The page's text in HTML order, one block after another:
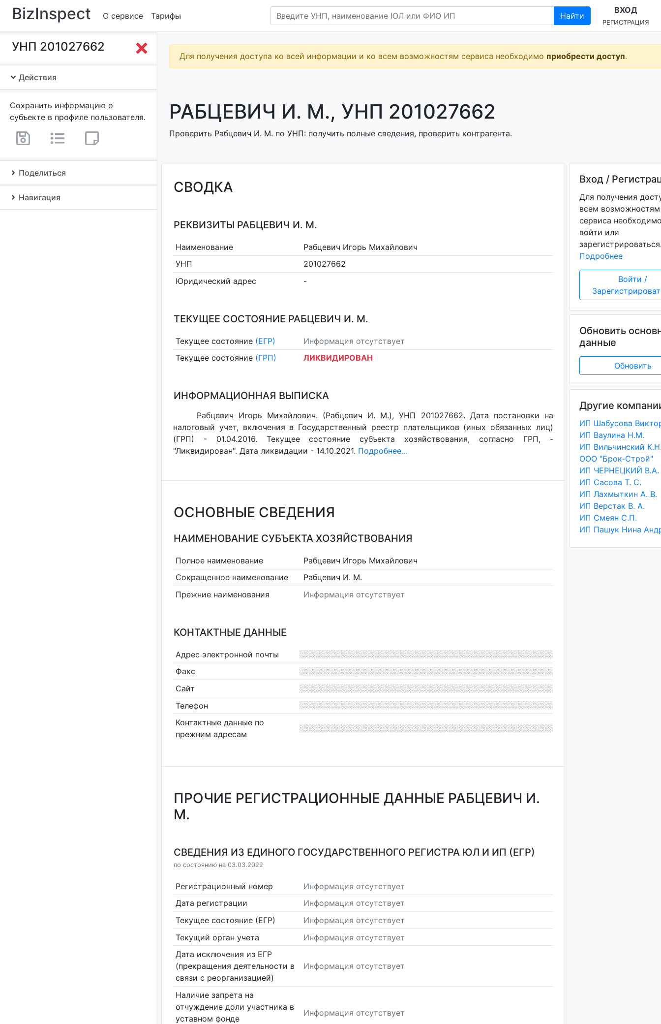
BizInspect О сервисе Тарифы Найти
ВХОД
РЕГИСТРАЦИЯ
УНП 201027662
Действия
Сохранить информацию о
субъекте в профиле пользователя.
Поделиться
Навигация
Для получения доступа ко всей информации и ко всем возможностям сервиса необходимо приобрести доступ.
РАБЦЕВИЧ И. М., УНП 201027662
Проверить Рабцевич И. М. по УНП: получить полные сведения, проверить контрагента.
СВОДКА
РЕКВИЗИТЫ РАБЦЕВИЧ И. М.
Наименование
Рабцевич Игорь Михайлович
УНП
201027662
Юридический адрес
-
ТЕКУЩЕЕ СОСТОЯНИЕ РАБЦЕВИЧ И. М.
Текущее состояние (ЕГР)
Информация отсутствует
Текущее состояние (ГРП) ЛИКВИДИРОВАН
ИНФОРМАЦИОННАЯ ВЫПИСКА
Рабцевич Игорь Михайлович. (Рабцевич И. М.), УНП 201027662. Дата постановки на
налоговый учет, включения в Государственный реестр плательщиков (иных обязанных лиц)
(ГРП) - 01.04.2016. Текущее состояние субъекта хозяйствования, согласно ГРП, -
"Ликвидирован". Дата ликвидации - 14.10.2021. Подробнее...
ОСНОВНЫЕ СВЕДЕНИЯ
НАИМЕНОВАНИЕ СУБЪЕКТА ХОЗЯЙСТВОВАНИЯ
Полное наименование
Рабцевич Игорь Михайлович
Сокращенное наименование
Рабцевич И. М.
Прежние наименования
Информация отсутствует
КОНТАКТНЫЕ ДАННЫЕ
Адрес электронной почты
Факс
Сайт
Телефон
Контактные данные по
прежним адресам
ПРОЧИЕ РЕГИСТРАЦИОННЫЕ ДАННЫЕ РАБЦЕВИЧ И.
М.
СВЕДЕНИЯ ИЗ ЕДИНОГО ГОСУДАРСТВЕННОГО РЕГИСТРА ЮЛ И ИП (ЕГР)
по состоянию на 03.03.2022
Регистрационный номер
Информация отсутствует
Дата регистрации
Информация отсутствует
Текущее состояние (ЕГР)
Информация отсутствует
Текущий орган учета
Информация отсутствует
Дата исключения из ЕГР
(прекращения деятельности в
связи с реорганизацией)
Информация отсутствует
Наличие запрета на
отчуждение доли участника в
уставном фонде
Информация отсутствует
Вход /
Для получения
всем возможностям
сервиса
войти или
Подробнее
Войти /
Обновить
данные
Обновить
Другие
ИП Ваулина Н.М.
ИП Вильчинский
ООО "Брок-Строй"
ИП ЧЕРНЕЦКИЙ В.А.
ИП Сасова Т. С.
ИП Лахмыткин А. В.
ИП Верстак В. А.
ИП Смеян С.П.
ИП Пашук Нина